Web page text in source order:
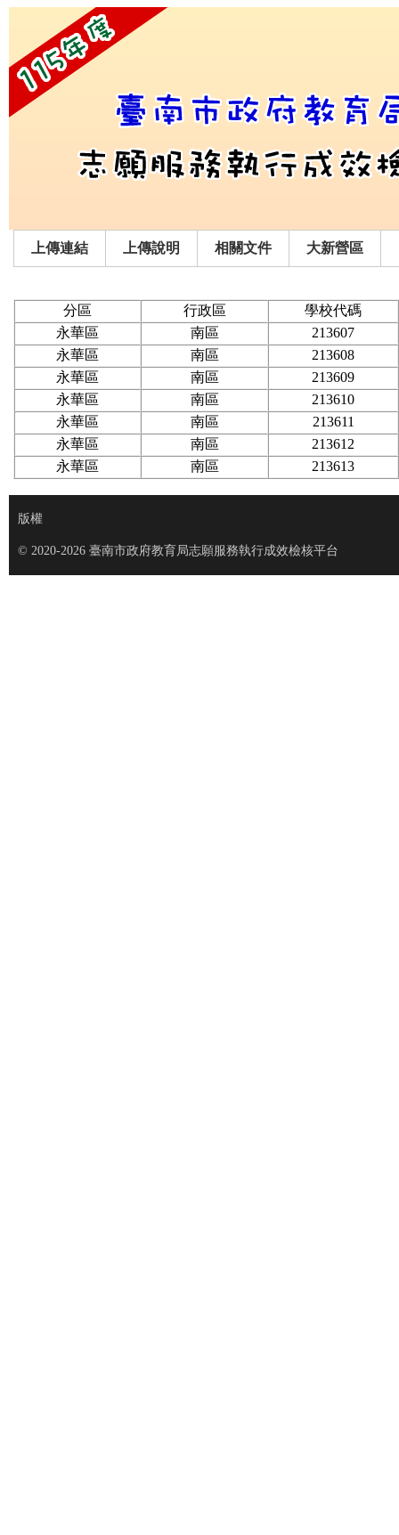
上傳連結 上傳說明 相關文件 大新營區
分區 行政區
學校代碼
永華區
南區
213607
永華區
南區
213608
永華區
南區
213609
永華區
南區
213610
永華區
南區
213611
永華區
南區
213612
永華區
南區 213613
版權
© 2020-2026 臺南市政府教育局志願服務執行成效檢核平台